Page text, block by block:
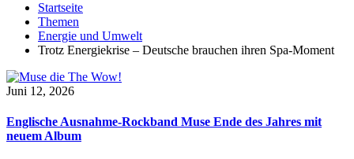
Startseite
Themen
Energie und Umwelt
Trotz Energiekrise – Deutsche brauchen ihren Spa-Moment
Juni 12, 2026
Englische Ausnahme-Rockband Muse Ende des Jahres mit
neuem Album